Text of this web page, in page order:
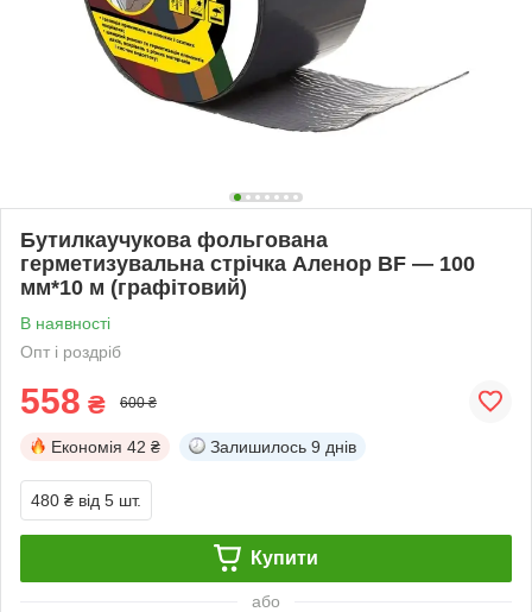
Бутилкаучукова фольгована
герметизувальна стрічка Аленор BF — 100
мм*10 м (графітовий)
В наявності
Опт і роздріб
558 ₴ 600 ₴
Економія 42 ₴ Залишилось 9 днів
480 ₴ від 5 шт.
Купити
або